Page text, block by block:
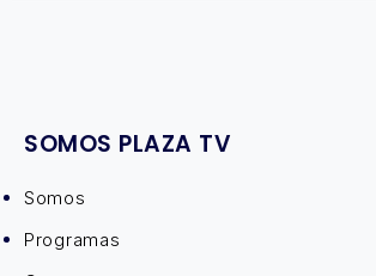
SOMOS PLAZA TV
Somos
Programas